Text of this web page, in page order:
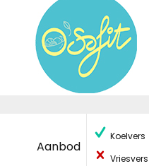
Aanbod
Koelvers
Vriesvers